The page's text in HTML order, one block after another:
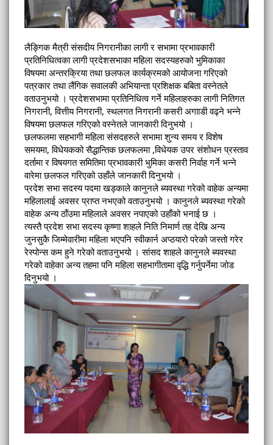
लैङ्गिक मैत्री संसदीय निगरानीका लागी र सभामा प्रभावकारी
प्रतिनिधित्वका लागी प्रदेशसभाका महिला सदस्यहरुको भुमिकाका
विषयमा अन्तरक्रिया तथा छलफल कार्यक्रमको आयोजना गरिएको
पत्रकार तथा लैंगिक सवालकी अभियान्ता प्रशिक्षक बबिता वस्नेतले
वताउनुभयो । प्रदेशसभामा प्रतिनिधित्व गर्ने महिलाहरुका लागी नितिगत
निगरानी, वित्तीय निगरानी, स्थलगत निगरानी कसरी अगााडी वढ्ने भन्ने
विषयमा छलफल गरिएको वस्नेतले जानकारी दिनुभयो ।
छलफलमा सहभागी महिला संसदहरुले सभामा शुन्य समय र विशेष
समयमा, विधेयकको सैद्धान्तिक छलफलमा ,विधेयक उपर संशोधन प्रस्ताव
दर्तामा र विषयगत समितिमा प्रभावकारी भुमिका कसरी निर्वाह गर्ने भन्ने
वारेमा छलफल गरिएको उहाँले जानकारी दिनुभयो ।
प्रदेश सभा सदस्य पदमा खड्काले कानुनले ब्यवस्था गरेको वाहेक अन्यमा
महिलालाई अवसर प्राप्त नभएको वताउनुभयो । कानुनले ब्यवस्था गरेको
वाहेक अन्य ठाँउमा महिलाले अवसर नपाएको उहाँको भनाई छ ।
त्यस्तै प्रदेश सभा सदस्य कृष्णा शाहले निति निमार्ण तह देखि अन्य
जुनसुकै जिम्मेवारीमा महिला भएपनि स्वीकार्न अप्ठयारो परेको जस्तो गरेर
रेस्पोन्स कम हुने गरेको वताउनुभयो । सांसद शाहले कानुनले ब्यवस्था
गरेको वाहेका अन्य तहमा पनि महिला सहभागीतामा वृद्धि गर्नुपर्नेमा जोड
दिनुभयो ।